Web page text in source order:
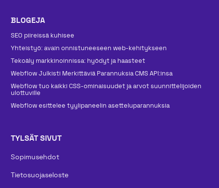
BLOGEJA
SEO piireissä kuhisee
Yhteistyö: avain onnistuneeseen web-kehitykseen
Tekoäly markkinoinnissa: hyödyt ja haasteet
Webflow Julkisti Merkittäviä Parannuksia CMS API:insa
Webflow tuo kaikki CSS-ominaisuudet ja arvot suunnittelijoiden
ulottuville
Webflow esittelee tyylipaneelin asetteluparannuksia
TYLSÄT SIVUT
Sopimusehdot
Tietosuojaseloste